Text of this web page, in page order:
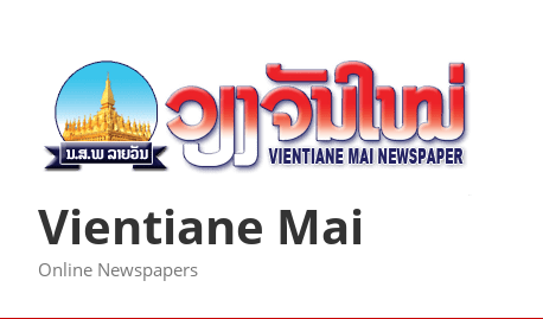
Vientiane Mai
Online Newspapers